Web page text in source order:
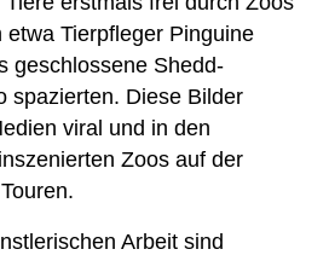
etwa Tierpfleger Pinguine
geschlossene Shedd-
spazierten. Diese Bilder
viral und in den
Zoos auf der
Arbeit sind